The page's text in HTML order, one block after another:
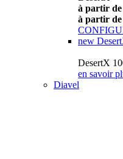
à partir de
à partir
new
DesertX
en savoir
Diavel